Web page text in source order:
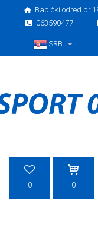
Babički odred
063590477
SRB
0 0